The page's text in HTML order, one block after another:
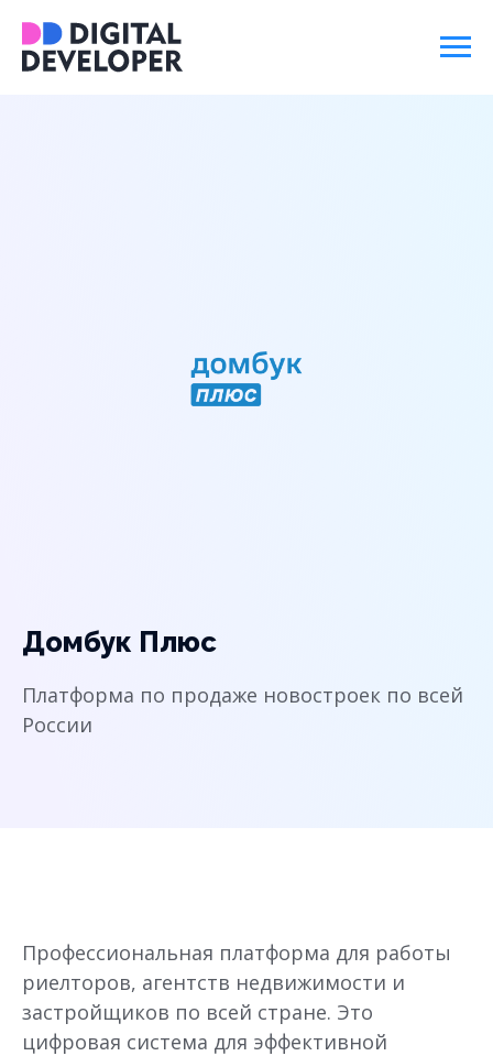
Домбук Плюс
Платформа по продаже новостроек по всей
России
Профессиональная платформа для работы
риелторов, агентств недвижимости и
застройщиков по всей стране. Это
цифровая система для эффективной